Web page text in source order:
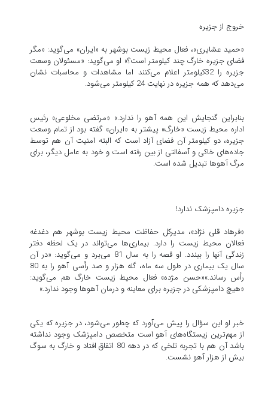
خروج از جزیره
«حمید عشایری»، فعال محیط زیست بوشهر به «ایران» می‌گوید: «مگر
فضای جزیره خارگ چند کیلومتر است؟» او می‌گوید: «مسئولان وسعت
جزیره را 32کیلومتر اعلام می‌کنند اما مشاهدات و محاسبات نشان
می‌دهد که همه جزیره در نهایت 24 کیلومتر می‌شود.
بنابراین گنجایش این همه آهو را ندارد.» «مرتضی مخلوعی» رئیس
اداره محیط زیست «خارگ» پیشتر به «ایران» گفته بود از تمام وسعت
جزیره، دو کیلومتر آن فضای آزاد است که البته امنیت آن هم توسط
جاده‌های خاکی و آسفالتی از بین رفته است و خود به عامل دیگر، برای
مرگ آهوها تبدیل شده است.
جزیره دامپزشک ندارد!
«فرهاد قلی نژاد»، مدیرکل حفاظت محیط زیست بوشهر هم دغدغه
فعالان محیط زیست را دارد. بیماری‌ها می‌تواند در یک لحظه دفتر
زندگی آنها را ببندد. او قصه را به سال 81 می‌برد و می‌گوید: «در آن
سال یک بیماری در طول سه ماه، گله هزار و صد رأسی آهو را به 80
رأس رساند.»«حسن مژده» فعال محیط زیست خارگ هم می‌گوید:
«هیچ دامپزشکی در جزیره برای معاینه و درمان آهوها وجود ندارد.»
خبر او این سؤال را پیش می‌آورد که چطور می‌شود، در جزیره که یکی
از مهم‌ترین زیستگاه‌های آهو است متخصص دامپزشک وجود نداشته
باشد آن هم با تجربه تلخی که در دهه 80 اتفاق افتاد و خارگ به سوگ
بیش از هزار آهو نشست.